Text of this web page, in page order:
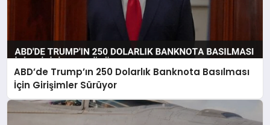
ABD’de Trump’ın 250 Dolarlık Banknota Basılması
İçin Girişimler Sürüyor